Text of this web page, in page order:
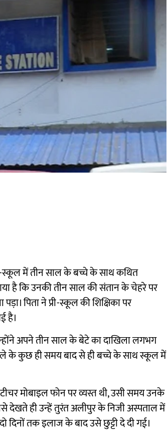
स्कूल में तीन साल के बच्चे के साथ कथित
है कि उनकी तीन साल की संतान के चेहरे पर
पिता ने प्री-स्कूल की शिक्षिका पर
है।
अपने तीन साल के बेटे का दाखिला लगभग
के कुछ ही समय बाद से ही बच्चे के साथ स्कूल में
मोबाइल फोन पर व्यस्त थी, उसी समय उनके
देखते ही उन्हें तुरंत अलीपुर के निजी अस्पताल में
दिनों तक इलाज के बाद उसे छुट्टी दे दी गई।